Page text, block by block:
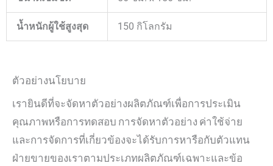
น้ำหนักผู้ใช้สูงสุด 150 กิโลกรัม
ตัวอย่างนโยบาย
เรายินดีที่จะจัดหาตัวอย่างผลิตภัณฑ์เพื่อการประเมิน
คุณภาพหรือการทดสอบ การจัดหาตัวอย่าง ค่าใช้จ่าย
และการจัดการที่เกี่ยวข้องจะได้รับการหารือกับตัวแทน
ฝ่ายขายของเราตามประเภทผลิตภัณฑ์เฉพาะและข้อ